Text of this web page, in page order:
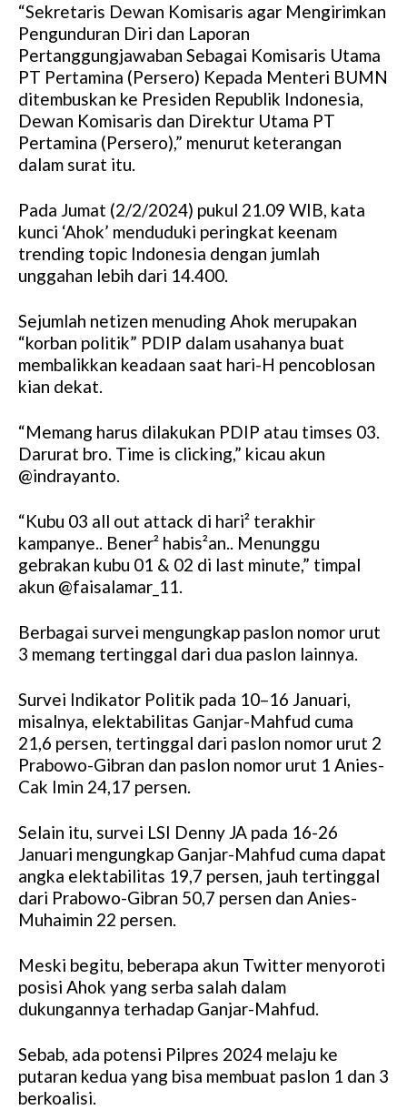
“Sekretaris Dewan Komisaris agar Mengirimkan
Pengunduran Diri dan Laporan
Pertanggungjawaban Sebagai Komisaris Utama
PT Pertamina (Persero) Kepada Menteri BUMN
ditembuskan ke Presiden Republik Indonesia,
Dewan Komisaris dan Direktur Utama PT
Pertamina (Persero),” menurut keterangan
dalam surat itu.
Pada Jumat (2/2/2024) pukul 21.09 WIB, kata
kunci ‘Ahok’ menduduki peringkat keenam
trending topic Indonesia dengan jumlah
unggahan lebih dari 14.400.
Sejumlah netizen menuding Ahok merupakan
“korban politik” PDIP dalam usahanya buat
membalikkan keadaan saat hari-H pencoblosan
kian dekat.
“Memang harus dilakukan PDIP atau timses 03.
Darurat bro. Time is clicking,” kicau akun
@indrayanto.
“Kubu 03 all out attack di hari² terakhir
kampanye.. Bener² habis²an.. Menunggu
gebrakan kubu 01 & 02 di last minute,” timpal
akun @faisalamar_11.
Berbagai survei mengungkap paslon nomor urut
3 memang tertinggal dari dua paslon lainnya.
Survei Indikator Politik pada 10–16 Januari,
misalnya, elektabilitas Ganjar-Mahfud cuma
21,6 persen, tertinggal dari paslon nomor urut 2
Prabowo-Gibran dan paslon nomor urut 1 Anies-
Cak Imin 24,17 persen.
Selain itu, survei LSI Denny JA pada 16-26
Januari mengungkap Ganjar-Mahfud cuma dapat
angka elektabilitas 19,7 persen, jauh tertinggal
dari Prabowo-Gibran 50,7 persen dan Anies-
Muhaimin 22 persen.
Meski begitu, beberapa akun Twitter menyoroti
posisi Ahok yang serba salah dalam
dukungannya terhadap Ganjar-Mahfud.
Sebab, ada potensi Pilpres 2024 melaju ke
putaran kedua yang bisa membuat paslon 1 dan 3
berkoalisi.